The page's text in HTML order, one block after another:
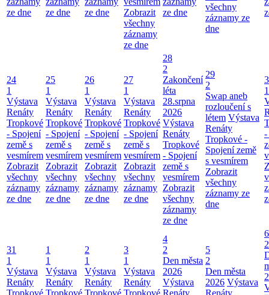
ze dne
ze dne
ze dne
Zobrazit
všechny
záznamy
ze dne
ze dne
všechny
záznamy ze
dne
24
1
Výstava
Renáty
Tropkové
- Spojení
země s
vesmírem
Zobrazit
všechny
záznamy
ze dne
25
1
Výstava
Renáty
Tropkové
- Spojení
země s
vesmírem
Zobrazit
všechny
záznamy
ze dne
26
1
Výstava
Renáty
Tropkové
- Spojení
země s
vesmírem
Zobrazit
všechny
záznamy
ze dne
27
1
Výstava
Renáty
Tropkové
- Spojení
země s
vesmírem
Zobrazit
všechny
záznamy
ze dne
28
2
Zakončení
léta
28.srpna
2026
Výstava
Renáty
Tropkové
- Spojení
země s
vesmírem
Zobrazit
všechny
záznamy
ze dne
29
2
Swap aneb
rozloučení s
létem Výstava
Renáty
Tropkové -
Spojení země
s vesmírem
Zobrazit
všechny
záznamy ze
dne
1
-
31
1
Výstava
Renáty
Tropkové
1
1
Výstava
Renáty
Tropkové
2
1
Výstava
Renáty
Tropkové
3
1
Výstava
Renáty
Tropkové
4
2
Den města
2026
Výstava
Renáty
5
2
Den města
2026 Výstava
Renáty
6
2